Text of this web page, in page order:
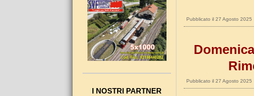
I NOSTRI PARTNER
Pubblicato il 27 Agosto 2025
Pubblicato il 27 Agosto 2025